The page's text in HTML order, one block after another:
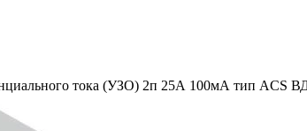
тока (УЗО) 2п 25А 100мА тип ACS